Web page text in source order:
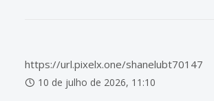
https://url.pixelx.one/shanelubt70147
10 de julho de 2026, 11:10